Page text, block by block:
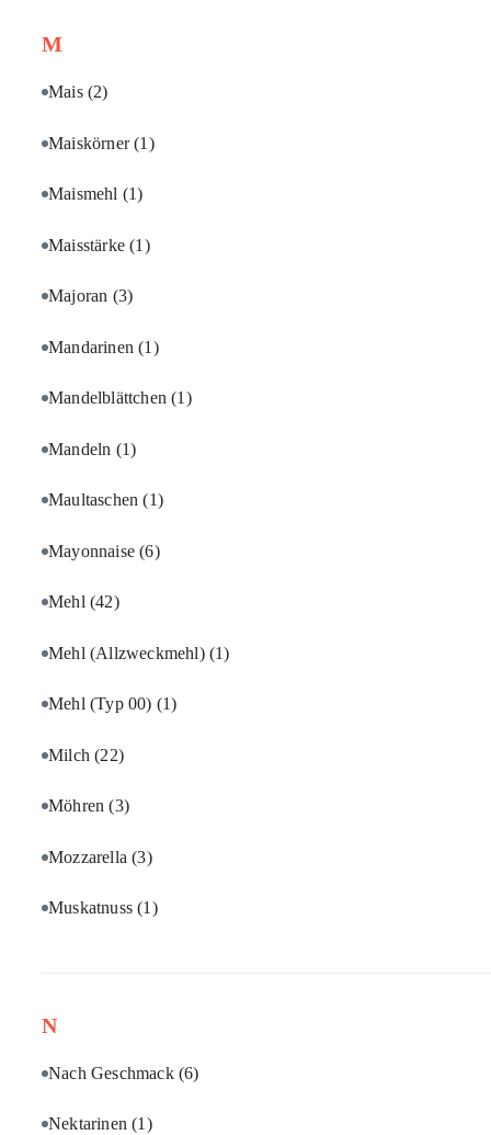
M
Mais (2)
Maiskörner(1)
Maismehl (1)
Maisstärke(1)
Majoran (3)
Mandarinen(1)
Mandelblättchen(1)
Mandeln (1)
Maultaschen(1)
Mayonnaise(6)
Mehl (42)
Mehl (Allzweckmehl) (1)
Mehl (Typ 00) (1)
Milch(22)
Möhren(3)
Mozzarella(3)
Muskatnuss(1)
N
Nach Geschmack (6)
Nektarinen(1)